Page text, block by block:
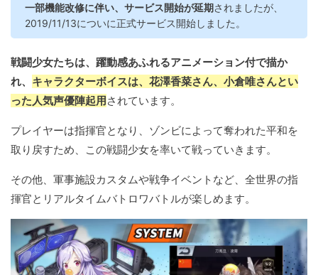
一部機能改修に伴い、サービス開始が延期されましたが、
2019/11/13についに正式サービス開始しました。
戦闘少女たちは、躍動感あふれるアニメーション付で描か
れ、 キャラクターボイスは、花澤香菜さん、小倉唯さんとい
った人気声優陣起用されています。
プレイヤーは指揮官となり、ゾンビによって奪われた平和を
取り戻すため、この戦闘少女を率いて戦っていきます。
その他、軍事施設カスタムや戦争イベントなど、全世界の指
揮官とリアルタイムバトロワバトルが楽しめます。